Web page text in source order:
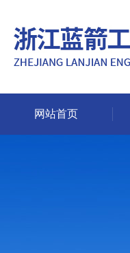
网站首页